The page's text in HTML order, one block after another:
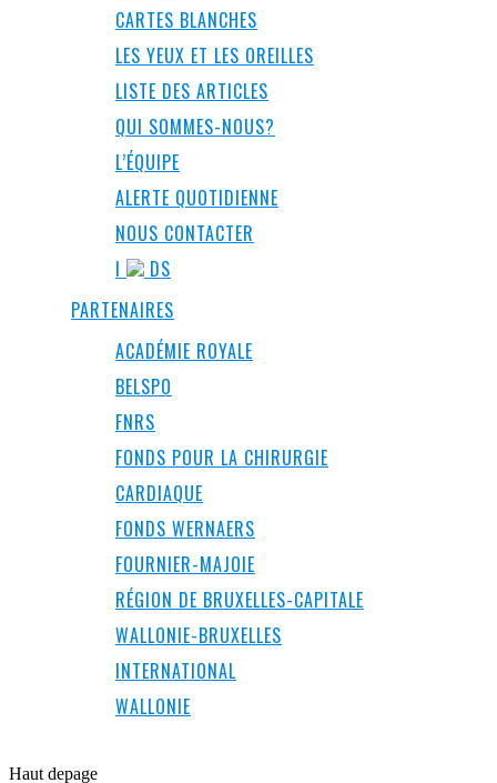
CARTES BLANCHES
LES YEUX ET LES OREILLES
LISTE DES ARTICLES
QUI SOMMES-NOUS?
L’ÉQUIPE
ALERTE QUOTIDIENNE
NOUS CONTACTER
I
DS
PARTENAIRES
ACADÉMIE ROYALE
BELSPO
FNRS
FONDS POUR LA CHIRURGIE
CARDIAQUE
FONDS WERNAERS
FOURNIER-MAJOIE
RÉGION DE BRUXELLES-CAPITALE
WALLONIE-BRUXELLES
INTERNATIONAL
WALLONIE
Haut depage